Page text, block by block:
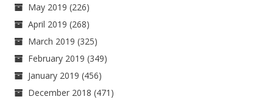
May 2019 (226)
April 2019 (268)
March 2019 (325)
February 2019 (349)
January 2019 (456)
December 2018 (471)